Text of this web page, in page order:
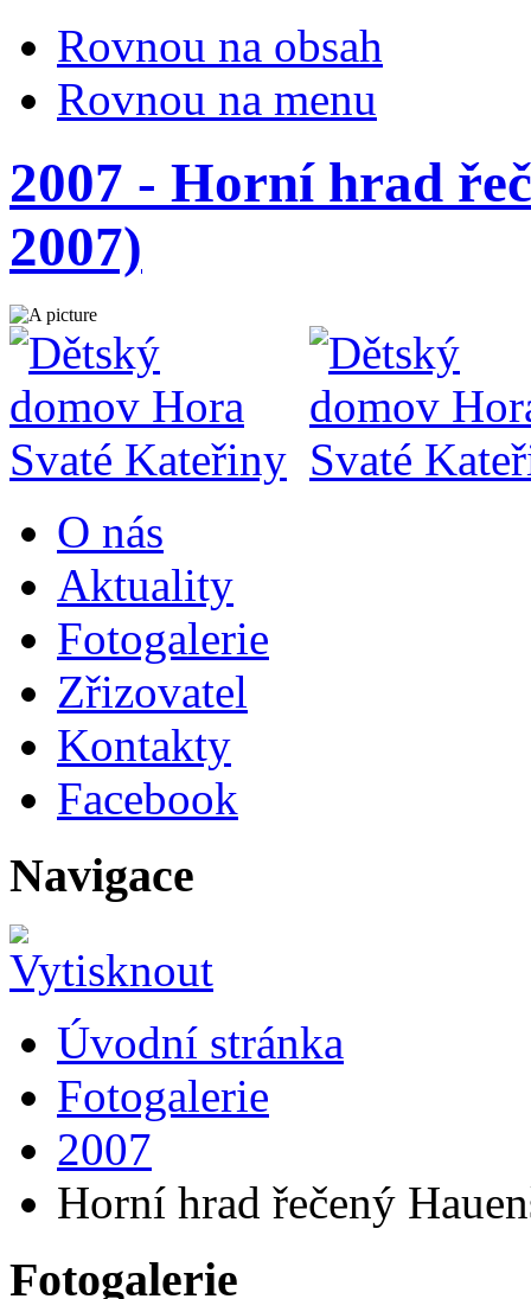
Rovnou na obsah
Rovnou na menu
2007 - Horní hrad
2007)
O nás
Aktuality
Fotogalerie
Zřizovatel
Kontakty
Facebook
Navigace
Úvodní stránka
Fotogalerie
2007
Horní hrad řečený
Fotogalerie